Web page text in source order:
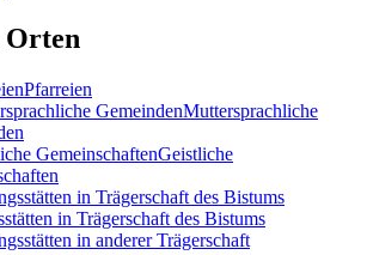
Orten
Pfarreien
Muttersprachliche
Geistliche
in Trägerschaft des Bistums